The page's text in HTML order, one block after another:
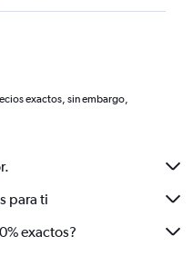
exactos, sin embargo,
para ti
exactos?